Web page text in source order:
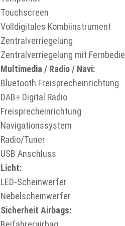
Touchscreen
Volldigitales Kombiinstrument
Zentralverriegelung
Zentralverriegelung mit
Multimedia / Radio / Navi:
Bluetooth Freisprecheinrichtung
DAB+ Digital Radio
Freisprecheinrichtung
Navigationssystem
Radio/Tuner
USB Anschluss
Licht:
LED-Scheinwerfer
Nebelscheinwerfer
Sicherheit Airbags: